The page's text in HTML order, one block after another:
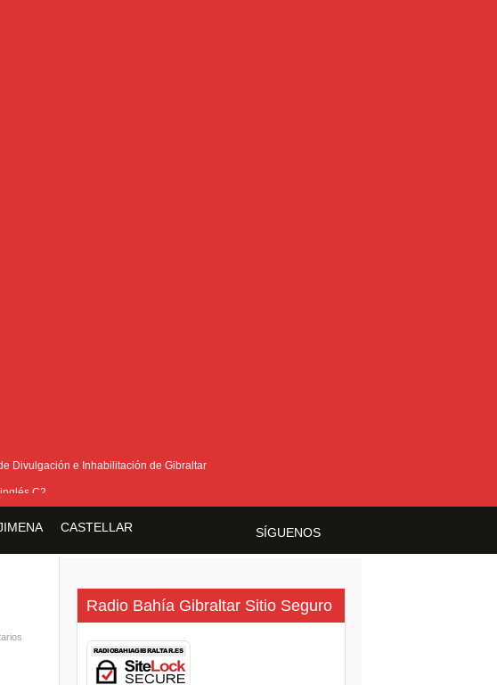
Divulgación e Inhabilitación de Gibraltar
C2
CASTELLAR SÍGUENOS
Radio Bahía Gibraltar Sitio Seguro